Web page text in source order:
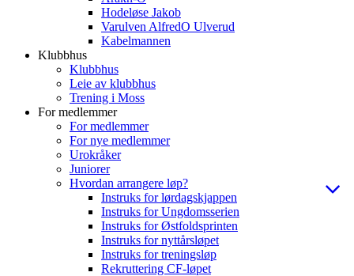
Hodeløse Jakob
Varulven AlfredO Ulverud
Kabelmannen
Klubbhus
Klubbhus
Leie av klubbhus
Trening i Moss
For medlemmer
For medlemmer
For nye medlemmer
Urokråker
Juniorer
Hvordan arrangere løp?
Instruks for lørdagskjappen
Instruks for Ungdomsserien
Instruks for Østfoldsprinten
Instruks for nyttårsløpet
Instruks for treningsløp
Rekruttering CF-løpet